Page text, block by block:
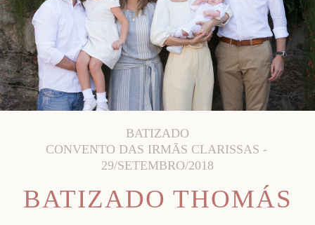
BATIZADO
CONVENTO DAS IRMÃS CLARISSAS
29/SETEMBRO/2018
BATIZADO THOMÁS